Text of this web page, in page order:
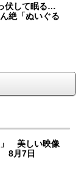
伏して眠る…
絶「ぬいぐる
」 美しい映像
8月7日